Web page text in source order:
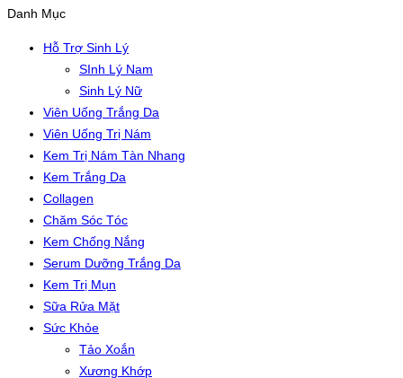
Danh Mục
Hỗ Trợ Sinh Lý
SInh Lý Nam
Sinh Lý Nữ
Viên Uống Trắng Da
Viên Uống Trị Nám
Kem Trị Nám Tàn Nhang
Kem Trắng Da
Collagen
Chăm Sóc Tóc
Kem Chống Nắng
Serum Dưỡng Trắng Da
Kem Trị Mụn
Sữa Rửa Mặt
Sức Khỏe
Tảo Xoắn
Xương Khớp